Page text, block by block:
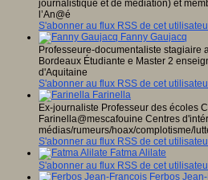
journalistique et de médiation) et
l’An@é
S'abonner au flux RSS de cet
Fanny Gaujacq
Professeure-documentaliste stagiaire
Bordeaux Étudiante e Master 2
d'Aquitaine
S'abonner au flux RSS de cet
Farinella
Ex-journaliste Professeur des écoles
Farinella@mescafouine Centres
médias/rumeurs/hoax/
S'abonner au flux RSS de cet
Fatma Alilate
S'abonner au flux RSS de cet
Ferbos